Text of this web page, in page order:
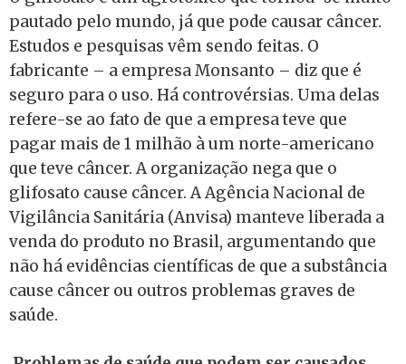
pautado pelo mundo, já que pode causar câncer.
Estudos e pesquisas vêm sendo feitas. O
fabricante – a empresa Monsanto – diz que é
seguro para o uso. Há controvérsias. Uma delas
refere-se ao fato de que a empresa teve que
pagar mais de 1 milhão à um norte-americano
que teve câncer. A organização nega que o
glifosato cause câncer. A Agência Nacional de
Vigilância Sanitária (Anvisa) manteve liberada a
venda do produto no Brasil, argumentando que
não há evidências científicas de que a substância
cause câncer ou outros problemas graves de
saúde.